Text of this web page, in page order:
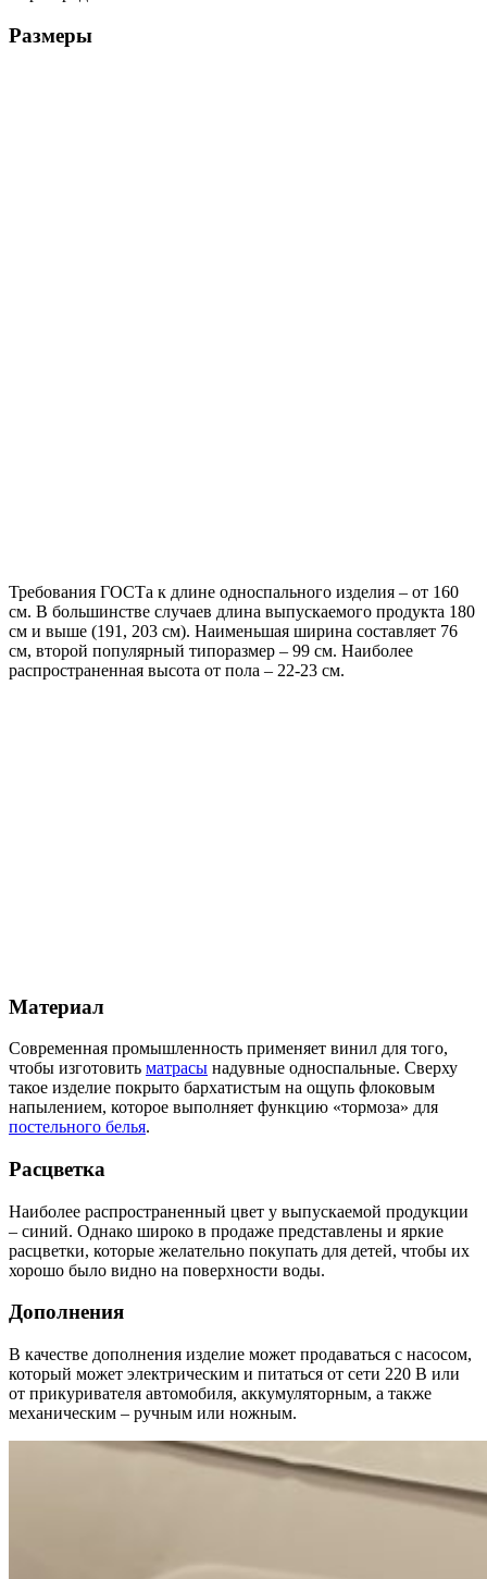
Размеры
Требования ГОСТа к длине односпального изделия – от 160
см. В большинстве случаев длина выпускаемого продукта 180
см и выше (191, 203 см). Наименьшая ширина составляет 76
см, второй популярный типоразмер – 99 см. Наиболее
распространенная высота от пола – 22-23 см.
Материал
Современная промышленность применяет винил для того,
чтобы изготовить матрасы надувные односпальные. Сверху
такое изделие покрыто бархатистым на ощупь флоковым
напылением, которое выполняет функцию «тормоза» для
постельного белья.
Расцветка
Наиболее распространенный цвет у выпускаемой продукции
– синий. Однако широко в продаже представлены и яркие
расцветки, которые желательно покупать для детей, чтобы их
хорошо было видно на поверхности воды.
Дополнения
В качестве дополнения изделие может продаваться с насосом,
который может электрическим и питаться от сети 220 В или
от прикуривателя автомобиля, аккумуляторным, а также
механическим – ручным или ножным.